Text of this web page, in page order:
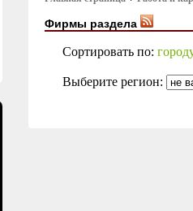
Фирмы раздела
Сортировать по:
Выберите регион: